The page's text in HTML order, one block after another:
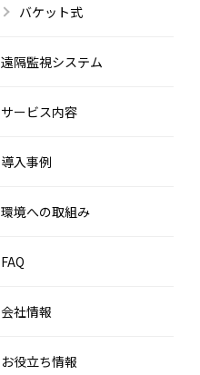
バケット式
遠隔監視システム
サービス内容
導入事例
環境への取組み
FAQ
会社情報
お役立ち情報